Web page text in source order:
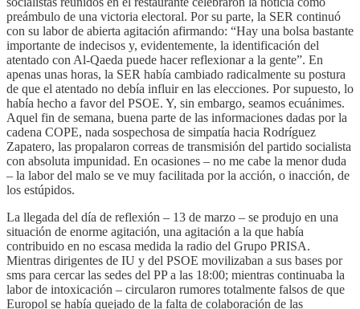
preámbulo de una victoria electoral. Por su parte, la SER continuó
con su labor de abierta agitación afirmando: “Hay una bolsa bastante
importante de indecisos y, evidentemente, la identificación del
atentado con Al-Qaeda puede hacer reflexionar a la gente”. En
apenas unas horas, la SER había cambiado radicalmente su postura
de que el atentado no debía influir en las elecciones. Por supuesto, lo
había hecho a favor del PSOE. Y, sin embargo, seamos ecuánimes.
Aquel fin de semana, buena parte de las informaciones dadas por la
cadena COPE, nada sospechosa de simpatía hacia Rodríguez
Zapatero, las propalaron correas de transmisión del partido socialista
con absoluta impunidad. En ocasiones – no me cabe la menor duda
– la labor del malo se ve muy facilitada por la acción, o inacción, de
los estúpidos.
La llegada del día de reflexión – 13 de marzo – se produjo en una
situación de enorme agitación, una agitación a la que había
contribuido en no escasa medida la radio del Grupo PRISA.
Mientras dirigentes de IU y del PSOE movilizaban a sus bases por
sms para cercar las sedes del PP a las 18:00; mientras continuaba la
labor de intoxicación – circularon rumores totalmente falsos de que
Europol se había quejado de la falta de colaboración de las